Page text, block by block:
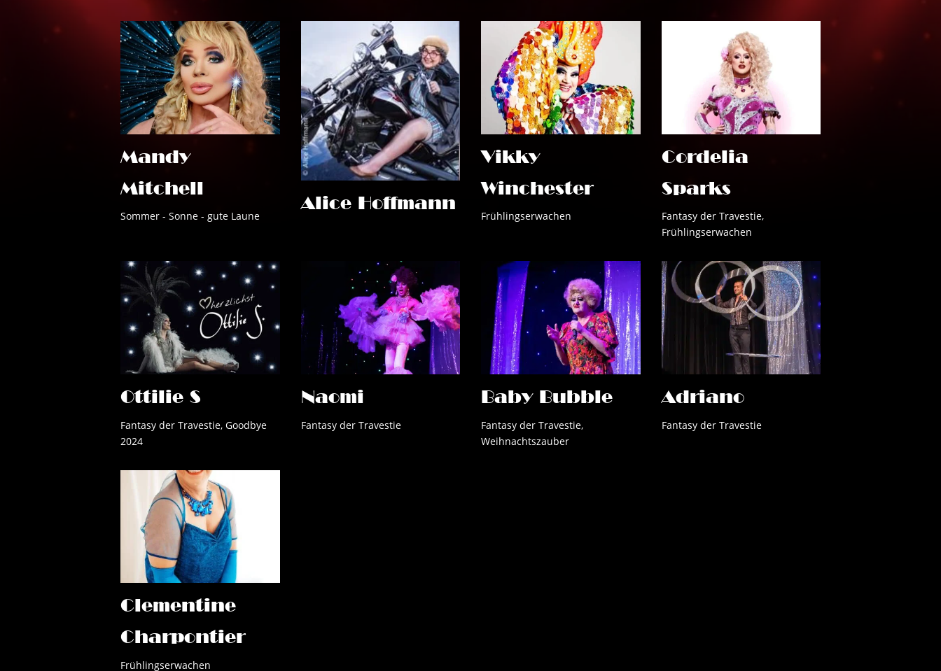
Mandy
Mitchell
Sommer - Sonne - gute Laune
Alice Hoffmann
Vikky
Winchester
Frühlingserwachen
Cordelia
Sparks
Fantasy der Travestie,
Frühlingserwachen
Ottilie S
Fantasy der Travestie, Goodbye
2024
Naomi
Fantasy der Travestie
Baby Bubble
Fantasy der Travestie,
Weihnachtszauber
Adriano
Fantasy der Travestie
Clementine
Charpontier
Frühlingserwachen